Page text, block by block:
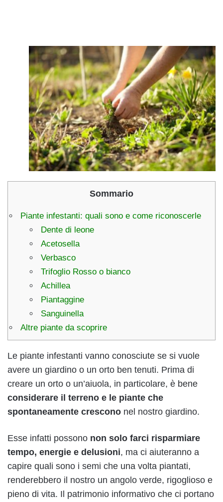
Sommario
Piante infestanti: quali sono e come riconoscerle
Dente di leone
Acetosella
Verbasco
Trifoglio Rosso o bianco
Achillea
Piantaggine
Sanguinella
Altre piante da scoprire
Le piante infestanti vanno conosciute se si vuole
avere un giardino o un orto ben tenuti. Prima di
creare un orto o un’aiuola, in particolare, è bene
considerare il terreno e le piante che
spontaneamente crescono nel nostro giardino.
Esse infatti possono non solo farci risparmiare
tempo, energie e delusioni, ma ci aiuteranno a
capire quali sono i semi che una volta piantati,
renderebbero il nostro un angolo verde, rigoglioso e
pieno di vita. Il patrimonio informativo che ci portano